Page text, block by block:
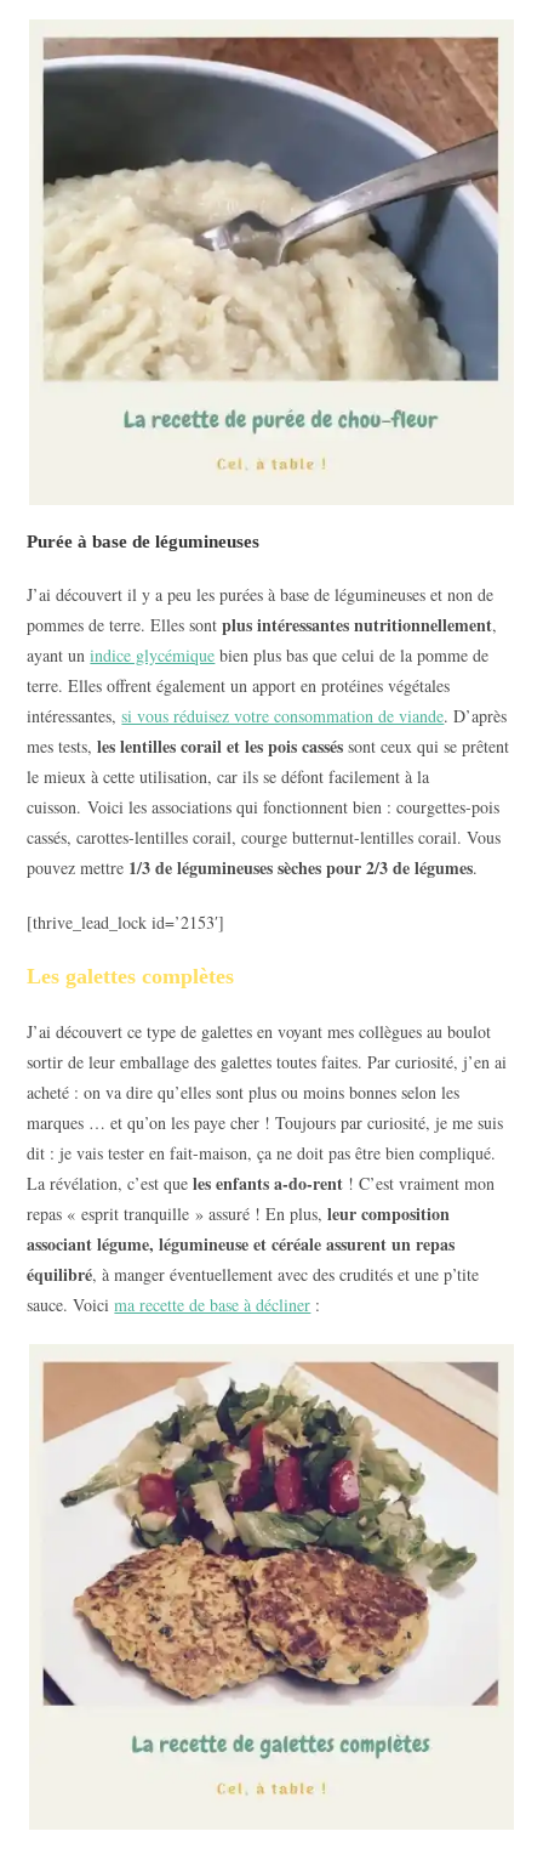
Purée à base de légumineuses
J’ai découvert il y a peu les purées à base de légumineuses et non de
pommes de terre. Elles sontplus intéressantes nutritionnellement,
ayant unindice glycémique bien plus bas que celui de la pomme de
terre. Elles offrent également un apport en protéines végétales
intéressantes,si vous réduisez votre consommation de viande. D’après
mes tests,les lentilles corail et les pois cassés sont ceux qui se prêtent
le mieux à cette utilisation, car ils se défont facilement à la
cuisson. Voici les associations qui fonctionnent bien : courgettes-pois
cassés, carottes-lentilles corail, courge butternut-lentilles corail. Vous
pouvez mettre 1/3 de légumineuses sèches pour 2/3 de légumes.
[thrive_lead_lock id=’2153′]
Les galettes complètes
J’ai découvert ce type de galettes en voyant mes collègues au boulot
sortir de leur emballage des galettes toutes faites. Par curiosité, j’en ai
acheté : on va dire qu’elles sont plus ou moins bonnes selon les
marques … et qu’on les paye cher ! Toujours par curiosité, je me suis
dit : je vais tester en fait-maison, ça ne doit pas être bien compliqué.
La révélation, c’est que les enfants a-do-rent ! C’est vraiment mon
repas « esprit tranquille » assuré ! En plus,leur composition
associant légume, légumineuse et céréale assurent un repas
équilibré, à manger éventuellement avec des crudités et une p’tite
sauce. Voicima recette de base à décliner :